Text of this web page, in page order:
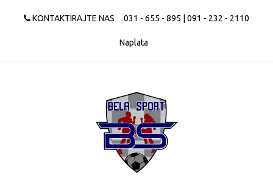
KONTAKTIRAJTE NAS 031 - 655 - 895 | 091 - 232 - 2110
Naplata